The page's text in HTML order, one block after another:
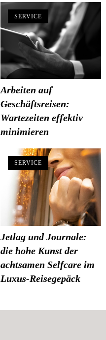
SERVICE
Arbeiten auf
Geschäftsreisen:
Wartezeiten effektiv
minimieren
SERVICE
Jetlag und Journale:
die hohe Kunst der
achtsamen Selfcare im
Luxus-Reisegepäck